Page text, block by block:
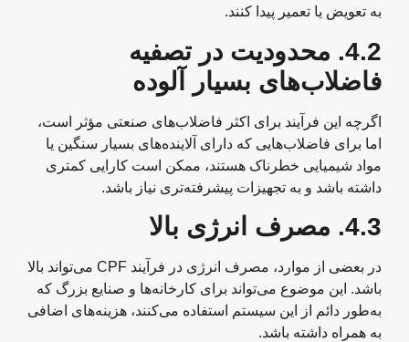
به تعویض یا تعمیر پیدا کنند.
4.2.
محدودیت در تصفیه
فاضلاب‌های بسیار آلوده
اگرچه این فرآیند برای اکثر فاضلاب‌های صنعتی مؤثر است،
اما برای فاضلاب‌هایی که دارای آلاینده‌های بسیار سنگین یا
مواد شیمیایی خطرناک هستند، ممکن است کارایی کمتری
داشته باشد و به تجهیزات پیشرفته‌تری نیاز باشد.
4.3. مصرف انرژی بالا
در بعضی از موارد، مصرف انرژی در فرآیند CPF می‌تواند بالا
باشد. این موضوع می‌تواند برای کارخانه‌ها و صنایع بزرگ که
به‌طور دائم از این سیستم استفاده می‌کنند، هزینه‌های اضافی
به همراه داشته باشد.